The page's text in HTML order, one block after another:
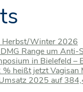
Herbst/Winter 2026
Range um Anti-
in Bielefeld
heißt jetzt Vagisan
2025 auf